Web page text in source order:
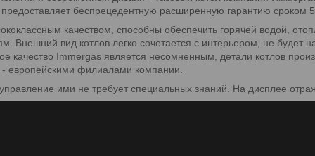
беспрецедентную расширенную гарантию сроком
качеством, способны обеспечить горячей водой,
Внешний вид котлов легко сочетается с интерьером, не будет
качество Immergas является несомненным, детали котлов
- европейскими филиалами компании.
ими не требует специальных знаний. На дисплее